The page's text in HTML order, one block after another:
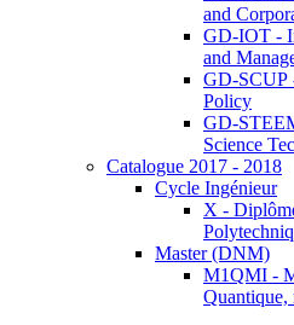
and
GD-IOT -
and
GD-SCUP
Policy
GD-
Science
Catalogue 2017 - 2018
Cycle Ingénieur
X -
Master (DNM)
M1QMI -
Quantique,